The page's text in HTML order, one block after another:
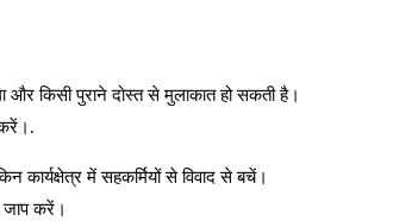
और किसी पुराने दोस्त से मुलाकात हो सकती है।
कार्यक्षेत्र में सहकर्मियों से विवाद से बचें।
जाप करें।